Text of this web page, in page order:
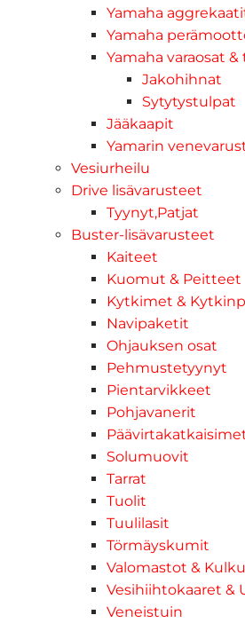
Yamaha
Yamaha
Yamaha varaosat
Jakohihnat
Sytytystulpat
Jääkaapit
Yamarin
Vesiurheilu
Drive lisävarusteet
Tyynyt,Patjat
Buster-lisävarusteet
Kaiteet
Kuomut & Peitteet
Kytkimet &
Navipaketit
Ohjauksen osat
Pehmustetyynyt
Pientarvikkeet
Pohjavanerit
Solumuovit
Tarrat
Tuolit
Tuulilasit
Törmäyskumit
Valomastot &
Vesihiihtokaaret &
Veneistuin